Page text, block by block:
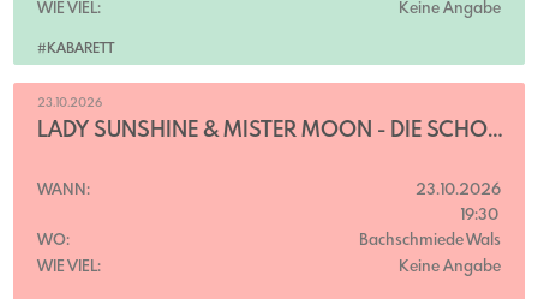
#KABARETT
WIE VIEL:
Keine Angabe
23.10.2026
LADY SUNSHINE & MISTER MOON - DIE SCHÖNSTEN SCHLAGER ALLER ZEITEN
WANN:
23.10.2026
19:30
WO:
Bachschmiede Wals
WIE VIEL:
Keine Angabe